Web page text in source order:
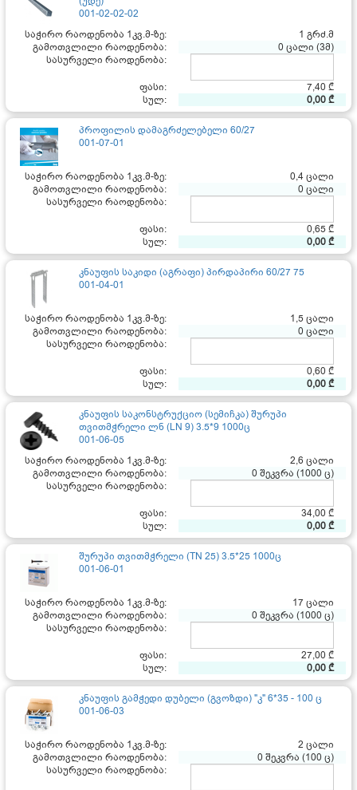
001-02-02-02
საჭირო რაოდენობა 1კვ.მ-ზე:
1 გრძ.მ
გამოთვლილი რაოდენობა:
0 ცალი (3მ)
სასურველი რაოდენობა:
ფასი:
7,40 ₾
სულ:
0,00 ₾
პროფილის დამაგრძელებელი 60/27
001-07-01
საჭირო რაოდენობა 1კვ.მ-ზე:
0,4 ცალი
გამოთვლილი რაოდენობა:
0 ცალი
სასურველი რაოდენობა:
ფასი:
0,65 ₾
სულ:
0,00 ₾
კნაუფის საკიდი (აგრაფი) პირდაპირი 60/27 75
001-04-01
საჭირო რაოდენობა 1კვ.მ-ზე:
1,5 ცალი
გამოთვლილი რაოდენობა:
0 ცალი
სასურველი რაოდენობა:
ფასი:
0,60 ₾
სულ:
0,00 ₾
კნაუფის საკონსტრუქციო (სემიჩკა) შურუპი
თვითმჭრელი ლნ (LN 9) 3.5*9 1000ც
001-06-05
საჭირო რაოდენობა 1კვ.მ-ზე:
2,6 ცალი
გამოთვლილი რაოდენობა:
0 შეკვრა (1000 ც)
სასურველი რაოდენობა:
ფასი:
34,00 ₾
სულ:
0,00 ₾
შურუპი თვითმჭრელი (TN 25) 3.5*25 1000ც
001-06-01
საჭირო რაოდენობა 1კვ.მ-ზე:
17 ცალი
გამოთვლილი რაოდენობა:
0 შეკვრა (1000 ც)
სასურველი რაოდენობა:
ფასი:
27,00 ₾
სულ:
0,00 ₾
კნაუფის გამჭედი დუბელი (გვოზდი) "კ" 6*35 - 100 ც
001-06-03
საჭირო რაოდენობა 1კვ.მ-ზე:
2 ცალი
გამოთვლილი რაოდენობა:
0 შეკვრა (100 ც)
სასურველი რაოდენობა: